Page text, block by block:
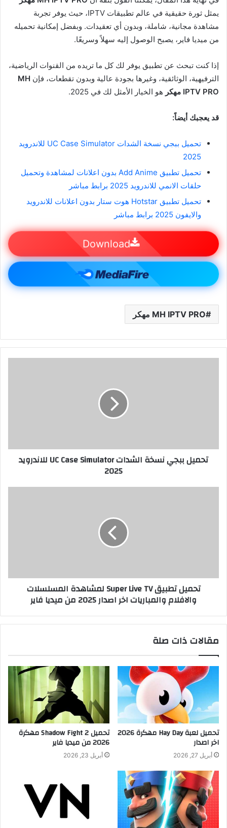
يمثل ثورة حقيقية في عالم تطبيقات IPTV، حيث يوفر تجربة
مشاهدة مجانية، شاملة، وبدون أي تعقيدات. وبفضل إمكانية تحميله
من ميديا فاير، يصبح الوصول إليه سهلاً وسريعًا.
إذا كنت تبحث عن تطبيق يوفر لك كل ما تريده من القنوات الرياضية،
الترفيهية، الوثائقية، وغيرها بجودة عالية وبدون تقطعات، فإن MH
IPTV PRO مهكر
هو الخيار الأمثل لك في 2025.
قد يعجبك أيضاً:
تحميل ببجي نسخة الشدات UC Case Simulator للاندرويد
2025
تحميل تطبيق Add Anime بدون اعلانات لمشاهدة وتحميل
حلقات الانمي للاندرويد 2025 برابط مباشر
تحميل تطبيق Hotstar هوت ستار بدون اعلانات للاندرويد
والايفون 2025 برابط مباشر
Download
MH IPTV PRO مهكر
تحميل ببجي نسخة الشدات UC Case Simulator للاندرويد
2025
تحميل تطبيق Super Live TV لمشاهدة المسلسلات
والافلام والمباريات اخر اصدار 2025 من ميديا فاير
مقالات ذات صلة
تحميل لعبة Hay Day مهكرة 2026
اخر اصدار
أبريل 27, 2026
تحميل Shadow Fight 2 مهكرة
2026 من ميديا فاير
أبريل 23, 2026